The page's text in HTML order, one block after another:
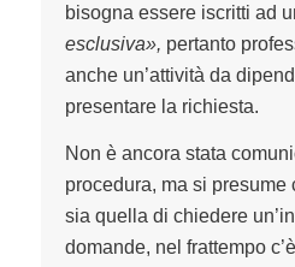
bisogna essere iscritti ad
esclusiva», pertanto
anche un’attività da
presentare la richiesta.
Non è ancora stata
procedura, ma si presume
sia quella di chiedere
domande, nel frattempo